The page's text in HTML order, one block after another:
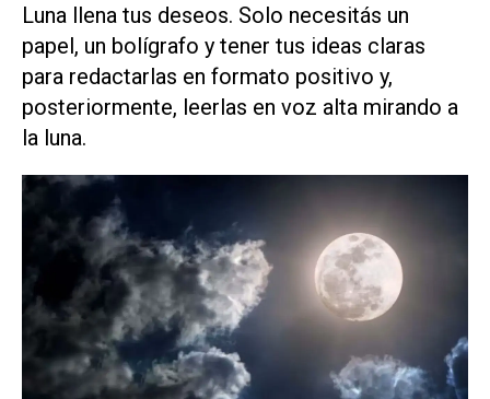
Luna llena tus deseos. Solo necesitás un
papel, un bolígrafo y tener tus ideas claras
para redactarlas en formato positivo y,
posteriormente, leerlas en voz alta mirando a
la luna.